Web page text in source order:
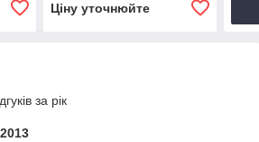
Ціну уточнюйте
за рік